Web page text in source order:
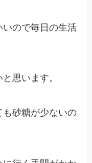
いので毎日の生活
思います。
砂糖が少ないの